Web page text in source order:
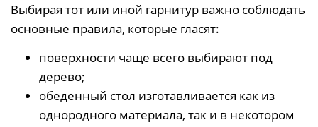
Выбирая тот или иной гарнитур важно соблюдать
основные правила, которые гласят:
поверхности чаще всего выбирают под
дерево;
обеденный стол изготавливается как из
однородного материала, так и в некотором